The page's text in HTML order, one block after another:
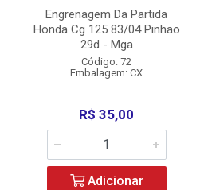
Engrenagem Da Partida
Honda Cg 125 83/04 Pinhao
29d - Mga
Código: 72
Embalagem: CX
R$ 35,00
Adicionar